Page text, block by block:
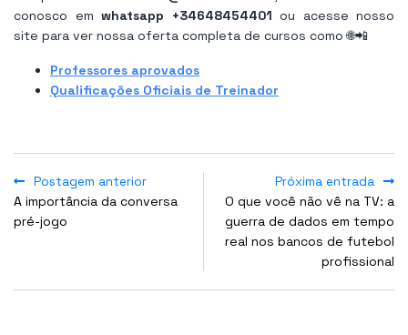
conosco em whatsapp +34648454401 ou acesse nosso
site para ver nossa oferta completa de cursos como 🌐📲
Professores aprovados
Qualificações Oficiais de Treinador
Postagem anterior
A importância da conversa
pré-jogo
Próxima entrada
O que você não vê na TV: a
guerra de dados em tempo
real nos bancos de futebol
profissional